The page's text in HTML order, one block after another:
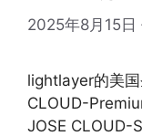
2025年8月15日
lightlayer的美国
CLOUD-
JOSE CLOUD-